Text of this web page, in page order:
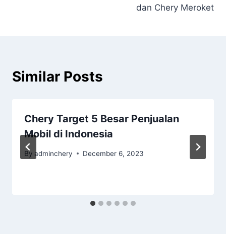
dan Chery Meroket
Similar Posts
Chery Target 5 Besar Penjualan
Mobil di Indonesia
By adminchery December 6, 2023